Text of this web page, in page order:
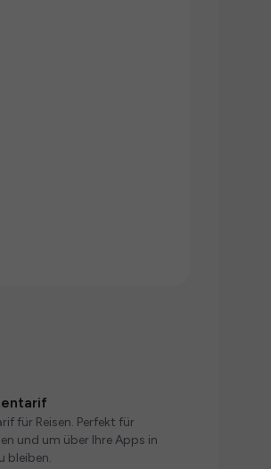
für Reisen. Perfekt für
und um über Ihre Apps in
bleiben.